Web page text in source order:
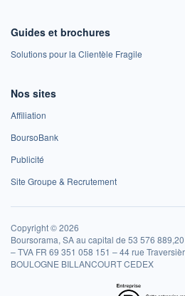
Guides et brochures
Solutions pour la Clientèle Fragile
Nos sites
Affiliation
BoursoBank
Publicité
Site Groupe & Recrutement
Copyright © 2026
Boursorama, SA au capital de 53 576
– TVA FR 69 351 058 151 – 44 rue
BOULOGNE BILLANCOURT CEDEX